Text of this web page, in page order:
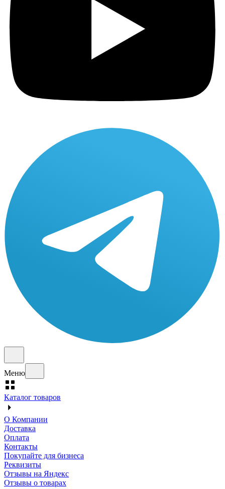
Меню
Каталог товаров
О Компании
Доставка
Оплата
Контакты
Покупайте для бизнеса
Реквизиты
Отзывы на Яндекс
Отзывы о товарах